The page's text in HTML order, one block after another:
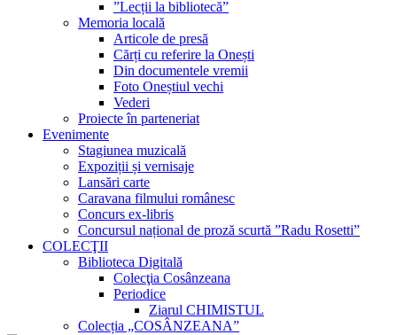
”Lecții la bibliotecă”
Memoria locală
Articole de presă
Cărți cu referire la Onești
Din documentele vremii
Foto Oneștiul vechi
Vederi
Proiecte în parteneriat
Evenimente
Stagiunea muzicală
Expoziții și vernisaje
Lansări carte
Caravana filmului românesc
Concurs ex-libris
Concursul național de proză scurtă ”Radu Rosetti”
COLECŢII
Biblioteca Digitală
Colecţia Cosânzeana
Periodice
Ziarul CHIMISTUL
Colecția „COSÂNZEANA”